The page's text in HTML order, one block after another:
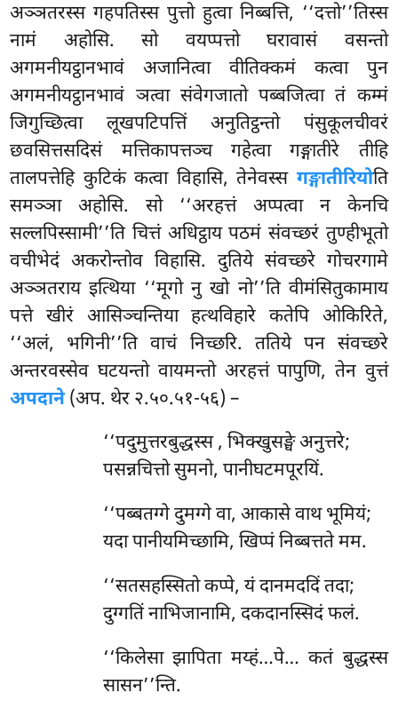
अञ्ञतरस्स गहपतिस्स पुत्तो हुत्वा निब्बत्ति, ‘‘दत्तो’’तिस्स
नामं अहोसि. सो वयप्पत्तो घरावासं वसन्तो
अगमनीयट्ठानभावं अजानित्वा वीतिक्कमं कत्वा पुन
अगमनीयट्ठानभावं ञत्वा संवेगजातो पब्बजित्वा तं कम्मं
जिगुच्छित्वा लूखपटिपत्तिं अनुतिट्ठन्तो पंसुकूलचीवरं
छवसित्तसदिसं मत्तिकापत्तञ्च गहेत्वा गङ्गातीरे तीहि
तालपत्तेहि कुटिकं कत्वा विहासि, तेनेवस्स गङ्गातीरियोति
समञ्ञा अहोसि. सो ‘‘अरहत्तं अप्पत्वा न केनचि
सल्लपिस्सामी’’ति चित्तं अधिट्ठाय पठमं संवच्छरं तुण्हीभूतो
वचीभेदं अकरोन्तोव विहासि. दुतिये संवच्छरे गोचरगामे
अञ्ञतराय इत्थिया ‘‘मूगो नु खो नो’’ति वीमंसितुकामाय
पत्ते खीरं आसिञ्चन्तियाहत्थविहारे कतेपि ओकिरिते,
‘‘अलं, भगिनी’’ति वाचं निच्छरि. ततिये पन संवच्छरे
अन्तरवस्सेव घटयन्तो वायमन्तो अरहत्तं पापुणि, तेन वुत्तं
अपदाने(अप. थेर २.५०.५१-५६) –
‘‘पदुमुत्तरबुद्धस्स, भिक्खुसङ्घे अनुत्तरे;
पसन्नचित्तो सुमनो, पानीघटमपूरयिं.
‘‘पब्बतग्गे दुमग्गे वा, आकासे वाथ भूमियं;
यदा पानीयमिच्छामि, खिप्पं निब्बत्तते मम.
‘‘सतसहस्सितो कप्पे, यं दानमददिं तदा;
दुग्गतिं नाभिजानामि, दकदानस्सिदं फलं.
‘‘किलेसा झापिता मय्हं…पे… कतं बुद्धस्स
सासन’’न्ति.